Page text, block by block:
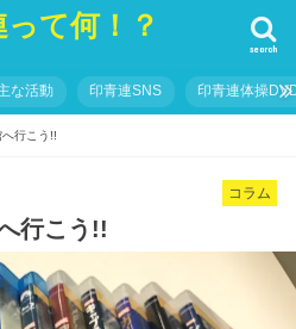
search
な活動 印青連SNS 印青連体操
行こう!!
コラム
行こう!!